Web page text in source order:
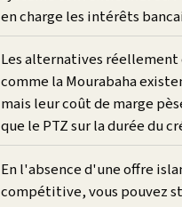
en charge les intérêts
Les alternatives réellement
comme la Mourabaha
mais leur coût de marge
que le PTZ sur la durée du
En l'absence d'une offre
compétitive, vous pouvez